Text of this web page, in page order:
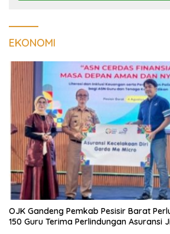
EKONOMI
OJK Gandeng Pemkab Pesisir Barat
150 Guru Terima Perlindungan Asuransi